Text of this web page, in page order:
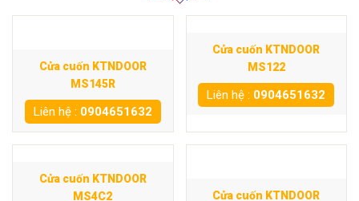
Cửa cuốn KTNDOOR
MS145R
Liên hệ : 0904651632
Cửa cuốn KTNDOOR
MS122
Liên hệ : 0904651632
Cửa cuốn KTNDOOR
MS4C2
Cửa cuốn KTNDOOR